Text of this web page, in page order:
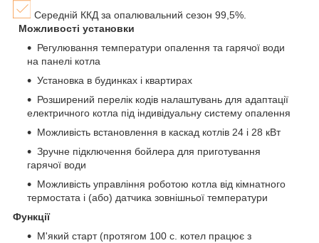
Середній ККД за опалювальний сезон 99,5%.
Можливості установки
Регулювання температури опалення та гарячої води
на панелі котла
Установка в будинках і квартирах
Розширений перелік кодів налаштувань для адаптації
електричного котла під індивідуальну систему опалення
Можливість встановлення в каскад котлів 24 і 28 кВт
Зручне підключення бойлера для приготування
гарячої води
Можливість управління роботою котла від кімнатного
термостата і (або) датчика зовнішньої температури
Функції
М'який старт (протягом 100 с. котел працює з